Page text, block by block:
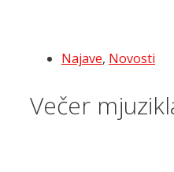
Najave, Novosti
Večer